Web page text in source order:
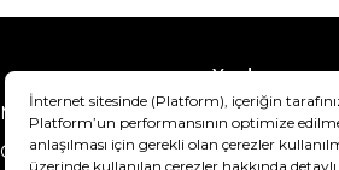
Yardım
Mesafeli Satış Sözleşmesi
Teslimat
Gizlilik Sözleşmesi
Şartlar &